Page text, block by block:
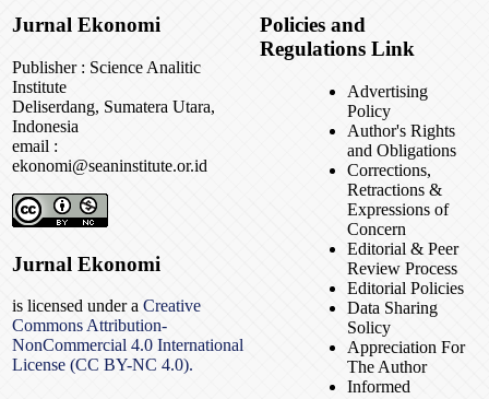
Jurnal Ekonomi
Publisher : Science Analitic
Institute
Deliserdang, Sumatera Utara,
Indonesia
email :
ekonomi@seaninstitute.or.id
Jurnal Ekonomi
is licensed under a Creative
Commons Attribution-
NonCommercial 4.0 International
License (CC BY-NC 4.0).
Policies and
Regulations Link
Advertising
Policy
Author's Rights
and Obligations
Corrections,
Retractions &
Expressions of
Concern
Editorial & Peer
Review Process
Editorial Policies
Data Sharing
Solicy
Appreciation For
The Author
Informed